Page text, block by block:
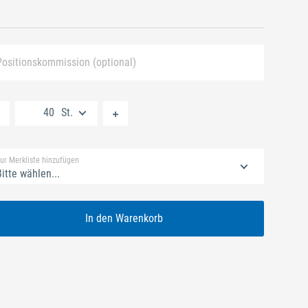
(optional)
St.
Merkliste hinzufügen
wählen...
In den Warenkorb